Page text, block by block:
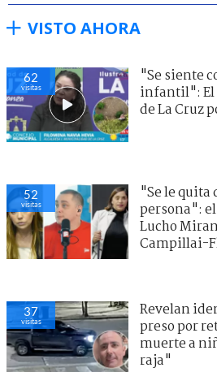
VISTO AHORA
62
visitas
"Se siente
infantil": El
de La Cruz
53
visitas
"Se le quita
persona":
Lucho
Campillai-
38
visitas
Revelan
preso por
muerte a
raja"